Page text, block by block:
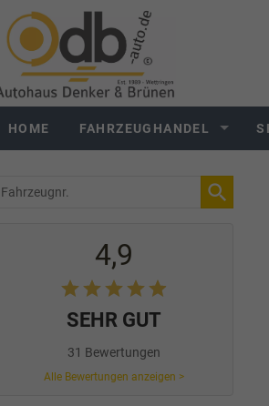
HOME FAHRZEUGHANDEL
Fahrzeugnr.
4,9
SEHR GUT
31 Bewertungen
Alle Bewertungen anzeigen >